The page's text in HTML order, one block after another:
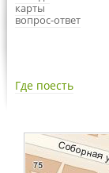
карты
вопрос-ответ
Где поесть